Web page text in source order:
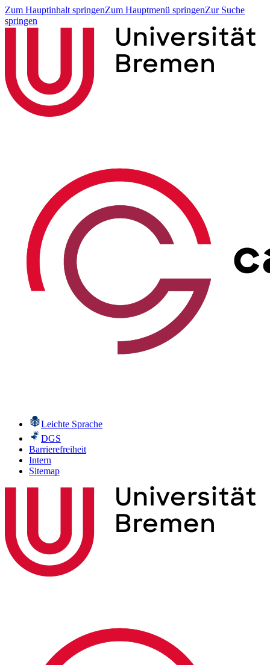
Zum Hauptinhalt springenZum Hauptmenü springenZur Suche
springen
Leichte Sprache
DGS
Barrierefreiheit
Intern
Sitemap